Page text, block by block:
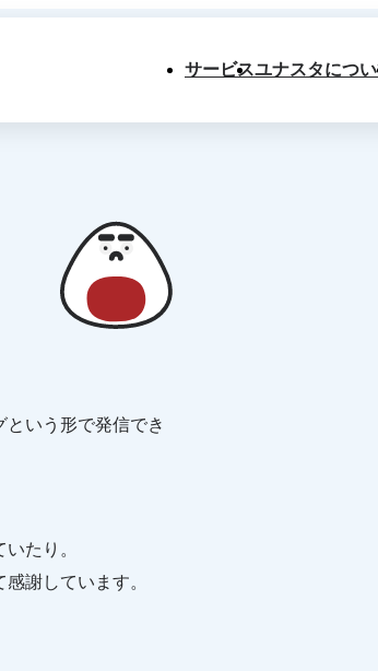
サービスユナスタにつ
いう形で発信でき
たり。
謝しています。